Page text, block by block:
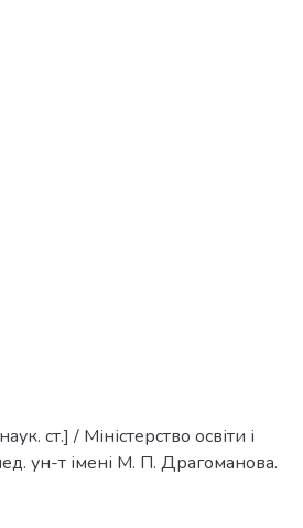
ст.] / Міністерство освіти і
ун-т імені М. П. Драгоманова.